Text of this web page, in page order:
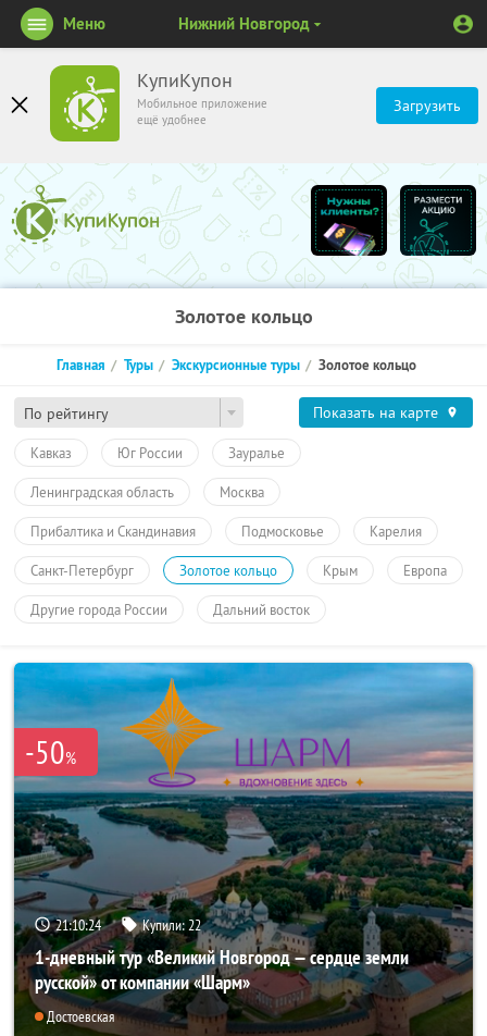
КупиКупон
Мобильное приложение
ещё удобнее
Загрузить
Меню Нижний Новгород
Золотое кольцо
По рейтингу
Главная Туры Экскурсионные туры Золотое кольцо
Показать на карте
Кавказ Юг России Зауралье
Ленинградская область Москва
Прибалтика и Скандинавия Подмосковье Карелия
Санкт-Петербург Золотое кольцо Крым Европа
Другие города России Дальний восток
-50%
21:10:23 Купили: 22
1-дневный тур «Великий Новгород — сердце земли
русской» от компании «Шарм»
Достоевская